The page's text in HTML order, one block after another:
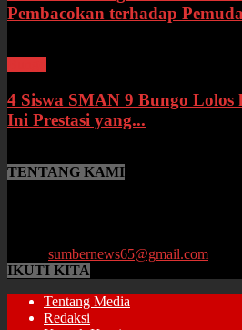
Pembacokan terhadap Pemuda
4 Siswa SMAN 9 Bungo
Ini Prestasi yang...
TENTANG KAMI
sumbernews65@gmail.com
IKUTI KITA
Tentang Media
Redaksi